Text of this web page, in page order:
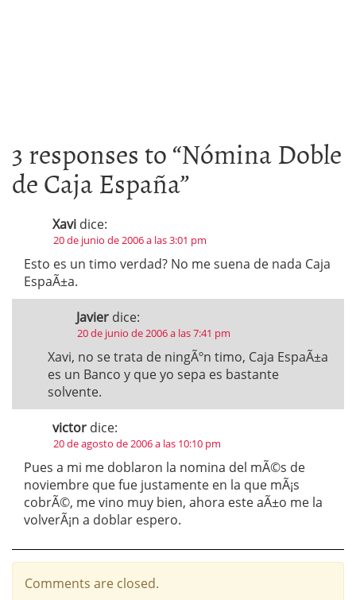
3 responses to “Nómina Doble
de Caja España”
Xavi dice:
20 de junio de 2006 a las 3:01 pm
Esto es un timo verdad? No me suena de nada Caja
EspaÃ±a.
Javier dice:
20 de junio de 2006 a las 7:41 pm
Xavi, no se trata de ningÃºn timo, Caja EspaÃ±a
es un Banco y que yo sepa es bastante
solvente.
victor dice:
20 de agosto de 2006 a las 10:10 pm
Pues a mi me doblaron la nomina del mÃ©s de
noviembre que fue justamente en la que mÃ¡s
cobrÃ©, me vino muy bien, ahora este aÃ±o me la
volverÃ¡n a doblar espero.
Comments are closed.